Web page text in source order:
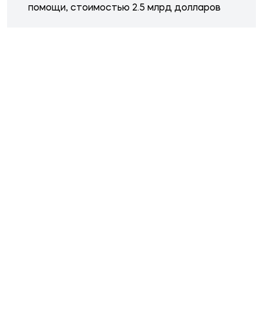
помощи, стоимостью 2.5 млрд долларов